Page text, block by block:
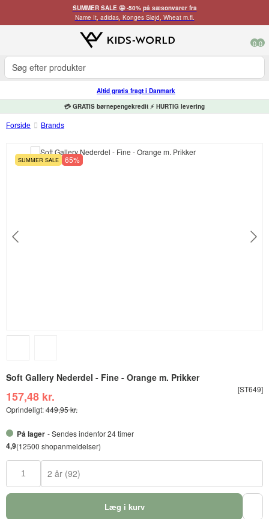
SUMMER SALE 🤩 -50% på sæsonvarer fra
Name It, adidas, Konges Sløjd, Wheat m.fl.
0 0
Altid gratis fragt i Danmark
💳 GRATIS børnepengekredit ⚡ HURTIG levering
Forside Brands
SUMMER SALE 65%
Soft Gallery Nederdel - Fine - Orange m. Prikker
[ST649]
157,48 kr.
Oprindeligt:449,95 kr.
På lager - Sendes indenfor 24 timer
4,9(12500 shopanmeldelser)
2 år (92)
Læg i kurv